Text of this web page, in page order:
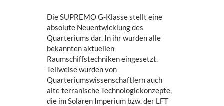
Die SUPREMO G-Klasse stellt eine
absolute Neuentwicklung des
Quarteriums dar. In ihr wurden alle
bekannten aktuellen
Raumschiffstechniken eingesetzt.
Teilweise wurden von
Quarteriumswissenschaftlern auch
alte terranische Technologiekonzepte,
die im Solaren Imperium bzw. der LFT